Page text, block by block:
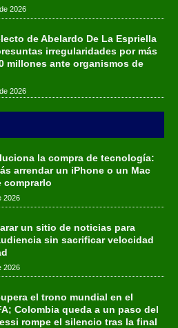
2026
de Abelardo De La Espriella
irregularidades por más
millones ante organismos de
2026
la compra de tecnología:
arrendar un iPhone o un Mac
comprarlo
2026
un sitio de noticias para
sin sacrificar velocidad
2026
el trono mundial en el
Colombia queda a un paso del
rompe el silencio tras la final